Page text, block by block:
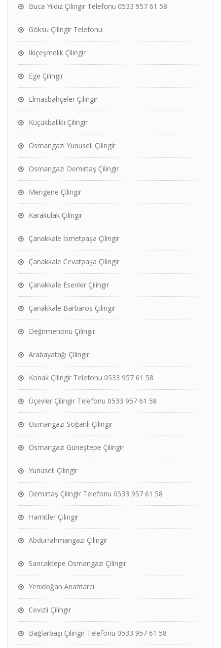
Buca Yıldız Çilingir Telefonu 0533 957 61 58
Göksu Çilingir Telefonu
İkiçeşmelik Çilingir
Ege Çilingir
Elmasbahçeler Çilingir
Küçükbalıklı Çilingir
Osmangazi Yunuseli Çilingir
Osmangazi Demirtaş Çilingir
Mengene Çilingir
Karakulak Çilingir
Çanakkale İsmetpaşa Çilingir
Çanakkale Cevatpaşa Çilingir
Çanakkale Esenler Çilingir
Çanakkale Barbaros Çilingir
Değirmenönü Çilingir
Arabayatağı Çilingir
Konak Çilingir Telefonu 0533 957 61 58
Üçevler Çilingir Telefonu 0533 957 61 58
Osmangazi Soğanlı Çilingir
Osmangazi Güneştepe Çilingir
Yunuseli Çilingir
Demirtaş Çilingir Telefonu 0533 957 61 58
Hamitler Çilingir
Abdurrahmangazi Çilingir
Sancaktepe Osmangazi Çilingir
Yenidoğan Anahtarcı
Cevizli Çilingir
Bağlarbaşı Çilingir Telefonu 0533 957 61 58